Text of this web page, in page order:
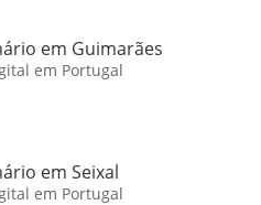
em Guimarães
em Portugal
em Seixal
em Portugal